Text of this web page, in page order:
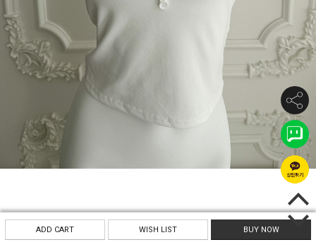
ADD CART WISH LIST BUY NOW